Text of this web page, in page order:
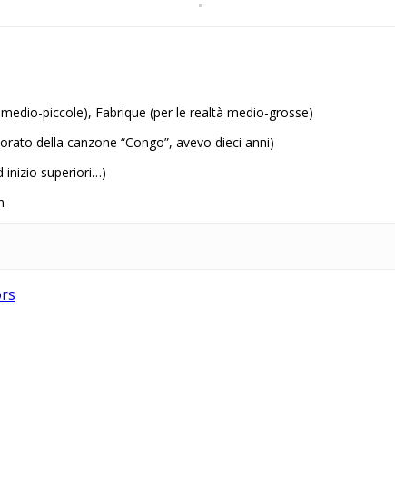
piccole), Fabrique (per le realtà medio-grosse)
della canzone “Congo”, avevo dieci anni)
inizio superiori…)